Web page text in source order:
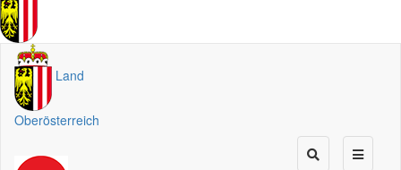
Land
Oberösterreich